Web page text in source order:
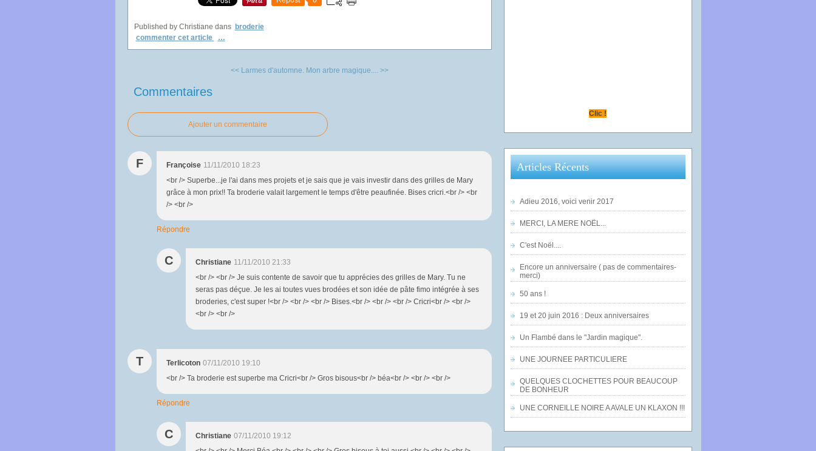
Published by Christiane dans broderie
commenter cet article
…
<< Larmes d'automne. Mon arbre magique.... >>
Commentaires
Ajouter un commentaire
F Françoise 11/11/2010 18:23
<br /> Superbe...je l'ai dans mes projets et je sais que je vais investir dans des grilles de Mary
grâce à mon prix!! Ta broderie valait largement le temps d'être peaufinée. Bises cricri.<br /> <br
/> <br />
Répondre
C Christiane 11/11/2010 21:33
<br /> <br /> Je suis contente de savoir que tu apprécies des grilles de Mary. Tu ne
seras pas déçue. Je les ai toutes vues brodées et son idée de pâte fimo intégrée à ses
broderies, c'est super !<br /> <br /> <br /> Bises.<br /> <br /> <br /> Cricri<br /> <br />
<br /> <br />
T Terlicoton 07/11/2010 19:10
<br /> Ta broderie est superbe ma Cricri<br /> Gros bisous<br /> béa<br /> <br /> <br />
Répondre
C Christiane 07/11/2010 19:12
Clic !
Articles Récents
Adieu 2016, voici venir 2017
MERCI, LA MERE NOËL...
C'est Noël....
Encore un anniversaire ( pas de commentaires-
merci)
50 ans !
19 et 20 juin 2016 : Deux anniversaires
Un Flambé dans le "Jardin magique".
UNE JOURNEE PARTICULIERE
QUELQUES CLOCHETTES POUR BEAUCOUP
DE BONHEUR
UNE CORNEILLE NOIRE A AVALE UN KLAXON !!!